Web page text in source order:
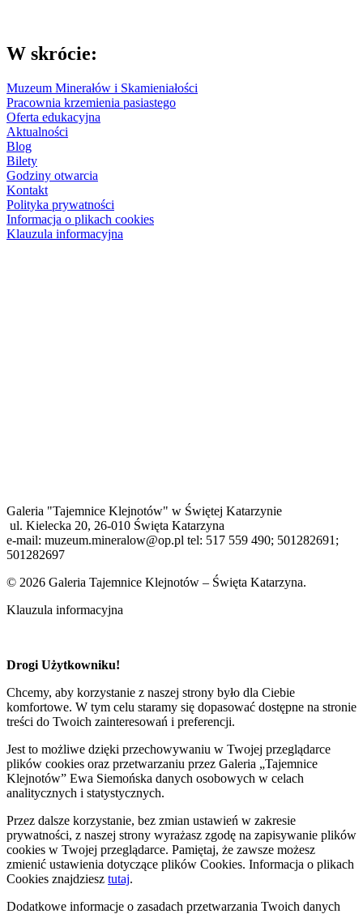
W skrócie:
Muzeum Minerałów i Skamieniałości
Pracownia krzemienia pasiastego
Oferta edukacyjna
Aktualności
Blog
Bilety
Godziny otwarcia
Kontakt
Polityka prywatności
Informacja o plikach cookies
Klauzula informacyjna
Galeria "Tajemnice Klejnotów" w Świętej Katarzynie
ul. Kielecka 20, 26-010 Święta Katarzyna
e-mail: muzeum.mineralow@op.pl tel: 517 559 490; 501282691;
501282697
© 2026 Galeria Tajemnice Klejnotów – Święta Katarzyna.
Klauzula informacyjna
Drogi Użytkowniku!
Chcemy, aby korzystanie z naszej strony było dla Ciebie
komfortowe. W tym celu staramy się dopasować dostępne na stronie
treści do Twoich zainteresowań i preferencji.
Jest to możliwe dzięki przechowywaniu w Twojej przeglądarce
plików cookies oraz przetwarzaniu przez Galeria „Tajemnice
Klejnotów” Ewa Siemońska danych osobowych w celach
analitycznych i statystycznych.
Przez dalsze korzystanie, bez zmian ustawień w zakresie
prywatności, z naszej strony wyrażasz zgodę na zapisywanie plików
cookies w Twojej przeglądarce. Pamiętaj, że zawsze możesz
zmienić ustawienia dotyczące plików Cookies. Informacja o plikach
Cookies znajdziesz tutaj.
Dodatkowe informacje o zasadach przetwarzania Twoich danych